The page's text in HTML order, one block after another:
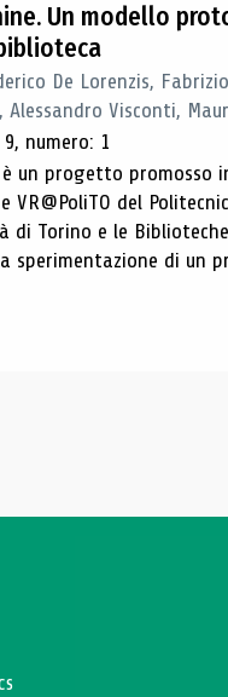
Un modello
De Lorenzis,
Alessandro Visconti,
numero: 1
è un progetto promosso
VR@PoliTO del
di Torino e le
sperimentazione di un